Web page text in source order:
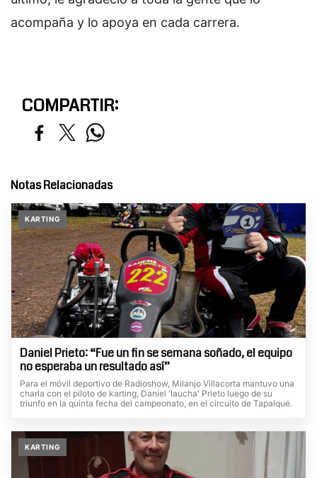
acompaña y lo apoya en cada carrera.
COMPARTIR:
Notas Relacionadas
KARTING
Daniel Prieto: “Fue un fin se semana soñado, el equipo
no esperaba un resultado así”
Para el móvil deportivo de Radioshow, Milanjo Villacorta mantuvo una
charla con el piloto de karting, Daniel 'laucha' Prieto luego de su
triunfo en la quinta fecha del campeonato, en el circuito de Tapalqué.
KARTING